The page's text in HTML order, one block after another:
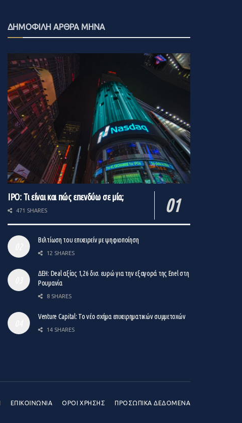
ΔΗΜΟΦΙΛΗ ΑΡΘΡΑ ΜΗΝΑ
IPO: Τι είναι και πώς επενδύω σε μία;
471 SHARES
Βελτίωση του επιχειρείν με ψηφιοποίηση
12 SHARES
ΔΕΗ: Deal αξίας 1,26 δισ. ευρώ για την εξαγορά της Enel στη
Ρουμανία
8 SHARES
Venture Capital: Το νέο σχήμα επιχειρηματικών συμμετοχών
14 SHARES
ΕΠΙΚΟΙΝΩΝΙΑ ΟΡΟΙ ΧΡΗΣΗΣ ΠΡΟΣΩΠΙΚΑ ΔΕΔΟΜΕΝΑ